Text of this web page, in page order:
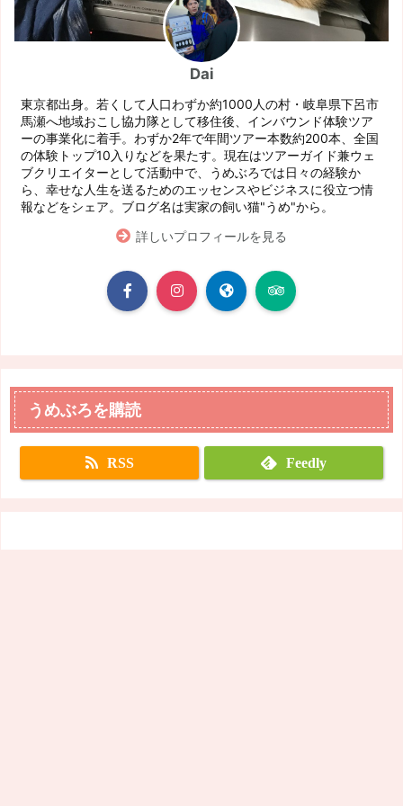
Dai
東京都出身。若くして人口わずか約1000人の村・岐阜県下呂市
馬瀬へ地域おこし協力隊として移住後、インバウンド体験ツア
ーの事業化に着手。わずか2年で年間ツアー本数約200本、全国
の体験トップ10入りなどを果たす。現在はツアーガイド兼ウェ
ブクリエイターとして活動中で、うめぶろでは日々の経験か
ら、幸せな人生を送るためのエッセンスやビジネスに役立つ情
報などをシェア。ブログ名は実家の飼い猫"うめ"から。
詳しいプロフィールを見る
うめぶろを購読
RSS Feedly